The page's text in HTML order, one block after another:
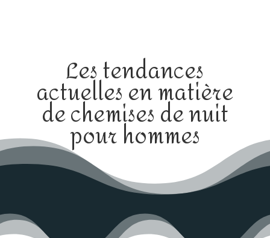
Les tendances
actuelles en matière
de chemises de nuit
pour hommes